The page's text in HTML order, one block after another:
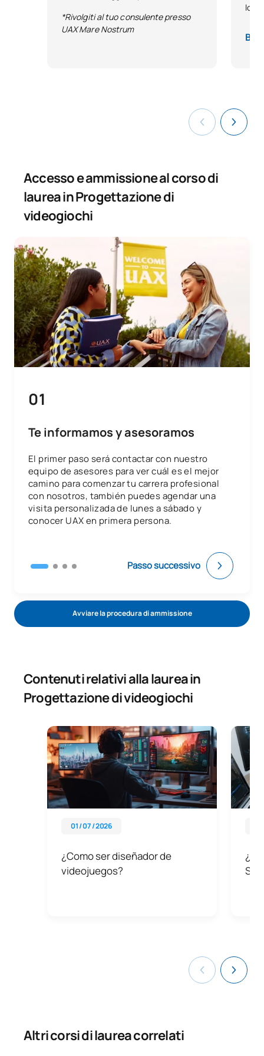
*Rivolgiti al tuo consulente presso
UAX Mare Nostrum
loro
Accesso e ammissione al corso di
laurea in Progettazione di
videogiochi
01
Te informamos y asesoramos
El primer paso será contactar con nuestro
equipo de asesores para ver cuál es el mejor
camino para comenzar tu carrera profesional
con nosotros, también puedes agendar una
visita personalizada de lunes a sábado y
conocer UAX en primera persona.
Passo successivo
Avviare la procedura di ammissione
Contenuti relativi alla laurea in
Progettazione di videogiochi
01 / 07 / 2026
¿Como ser diseñador de
videojuegos?
Altri corsi di laurea correlati